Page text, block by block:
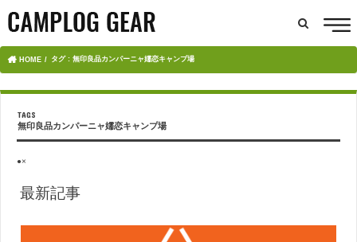
HOME タグ : 無印良品カンパーニャ嬬恋キャンプ場
無印良品カンパーニャ嬬恋キャンプ場
●×
最新記事